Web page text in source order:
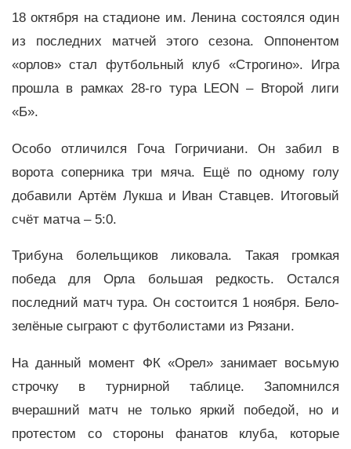
18 октября на стадионе им. Ленина состоялся один
из последних матчей этого сезона. Оппонентом
«орлов» стал футбольный клуб «Строгино». Игра
прошла в рамках 28-го тура LEON – Второй лиги
«Б».
Особо отличился Гоча Гогричиани. Он забил в
ворота соперника три мяча. Ещё по одному голу
добавили Артём Лукша и Иван Ставцев. Итоговый
счёт матча – 5:0.
Трибуна болельщиков ликовала. Такая громкая
победа для Орла большая редкость. Остался
последний матч тура. Он состоится 1 ноября. Бело-
зелёные сыграют с футболистами из Рязани.
На данный момент ФК «Орел» занимает восьмую
строчку в турнирной таблице. Запомнился
вчерашний матч не только яркий победой, но и
протестом со стороны фанатов клуба, которые